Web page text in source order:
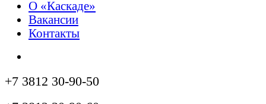
О «Каскаде»
Вакансии
Контакты
+7 3812 30-90-50